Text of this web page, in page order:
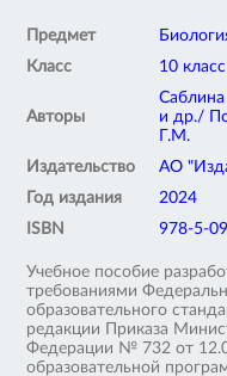
Предмет
Класс
10 класс
Авторы
и др./
Г.М.
Издательство
АО
Год издания
2024
ISBN
978-5-
Учебное пособие
требованиями
образовательного
редакции Приказа
Федерации № 732 от
образовательной